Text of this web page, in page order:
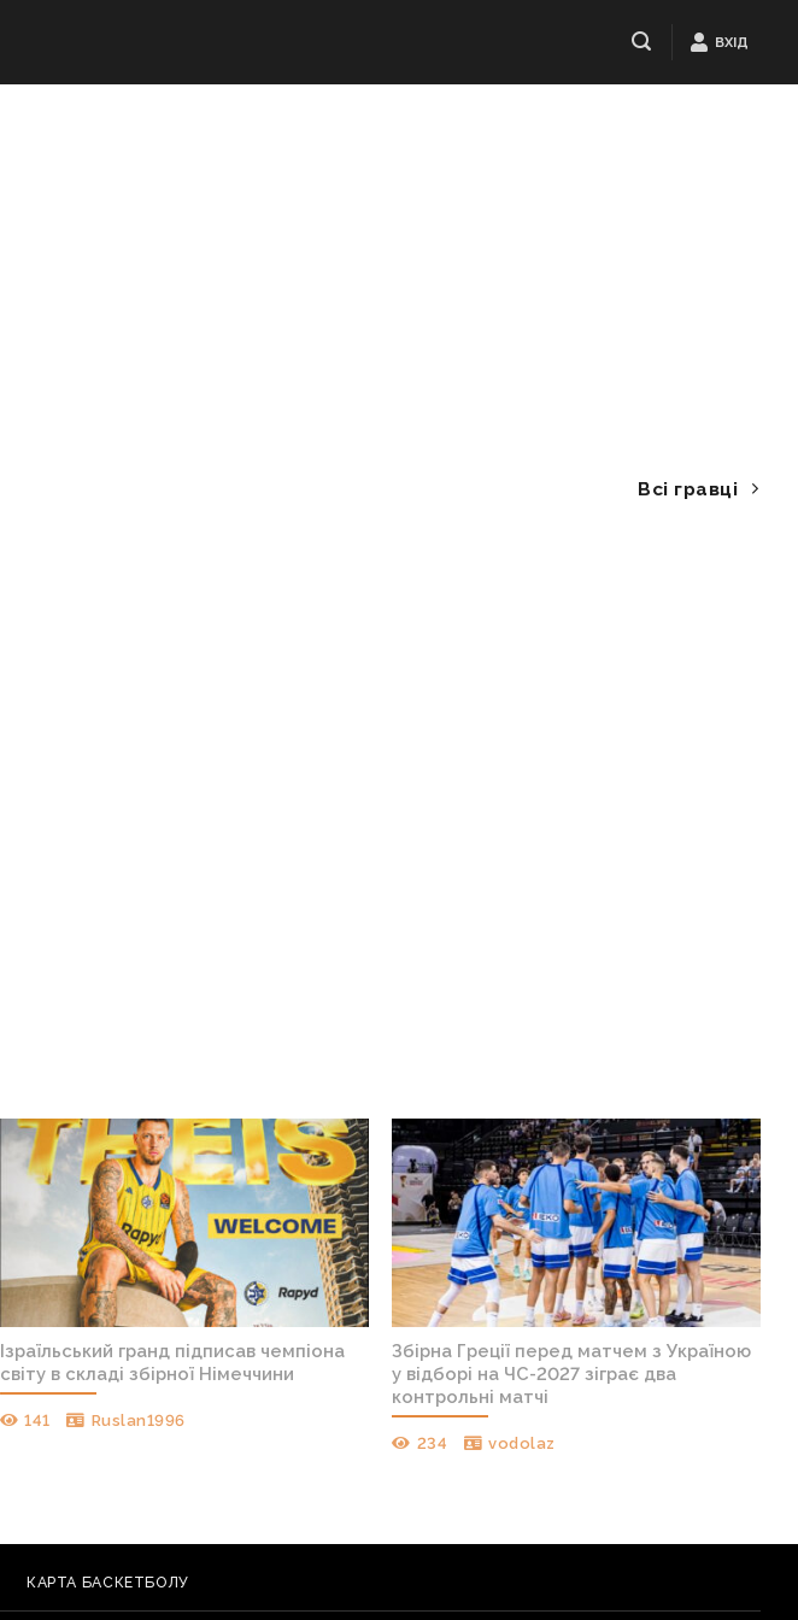
ВХІД
Всі гравці
Ізраїльський гранд підписав чемпіона
світу в складі збірної Німеччини
141 Ruslan1996
Збірна Греції перед матчем з Україною
у відборі на ЧС-2027 зіграє два
контрольні матчі
234 vodolaz
КАРТА БАСКЕТБОЛУ